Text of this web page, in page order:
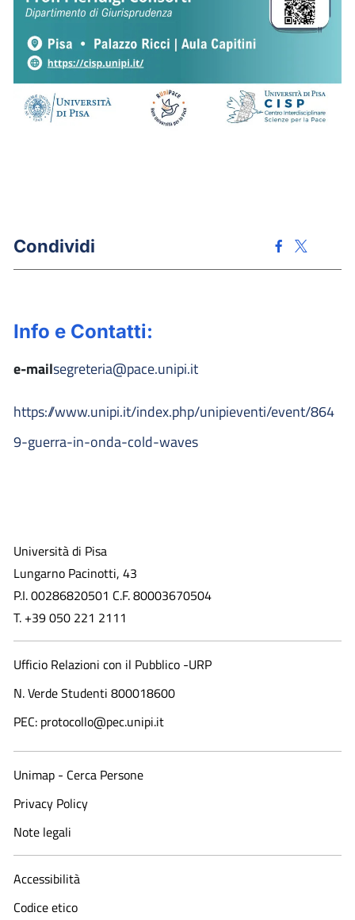
Condividi
Info e Contatti:
e-mailsegreteria@pace.unipi.it
https://www.unipi.it/index.php/unipieventi/event/864
9-guerra-in-onda-cold-waves
Università di Pisa
Lungarno Pacinotti, 43
P.I. 00286820501 C.F. 80003670504
T. +39 050 221 2111
Ufficio Relazioni con il Pubblico -URP
N. Verde Studenti 800018600​
PEC: protocollo@pec.unipi.it
Unimap - Cerca Persone
Privacy Policy
Note legali
Accessibilità
Codice etico